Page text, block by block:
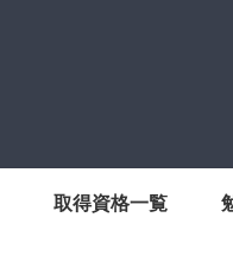
取得資格一覧